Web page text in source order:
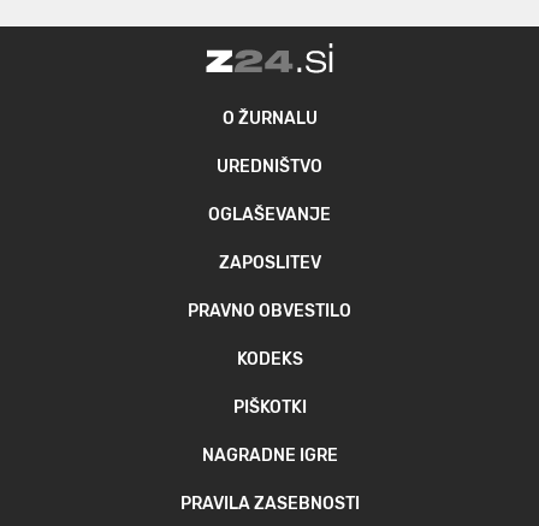
O ŽURNALU
UREDNIŠTVO
OGLAŠEVANJE
ZAPOSLITEV
PRAVNO OBVESTILO
KODEKS
PIŠKOTKI
NAGRADNE IGRE
PRAVILA ZASEBNOSTI